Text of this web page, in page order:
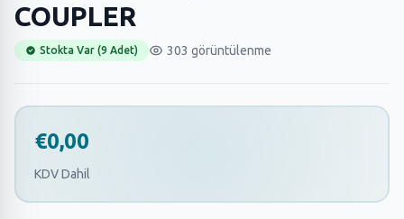
COUPLER
Stokta Var (9 Adet) 303 görüntülenme
€0,00
KDV Dahil